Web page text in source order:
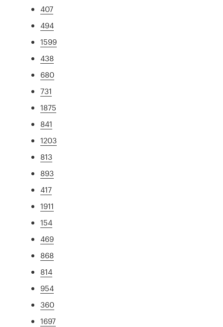
407
494
1599
438
680
731
1875
841
1203
813
893
417
1911
154
469
868
814
954
360
1697